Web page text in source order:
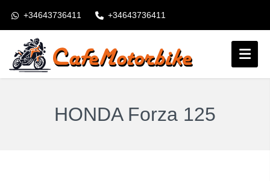
+34643736411 +34643736411
booking@cafemotorbike.com
HONDA Forza 125